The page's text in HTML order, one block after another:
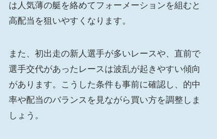
は人気薄の艇を絡めてフォーメーションを組むと
高配当を狙いやすくなります。
また、初出走の新人選手が多いレースや、直前で
選手交代があったレースは波乱が起きやすい傾向
があります。こうした条件も事前に確認し、的中
率や配当のバランスを見ながら買い方を調整しま
しょう。